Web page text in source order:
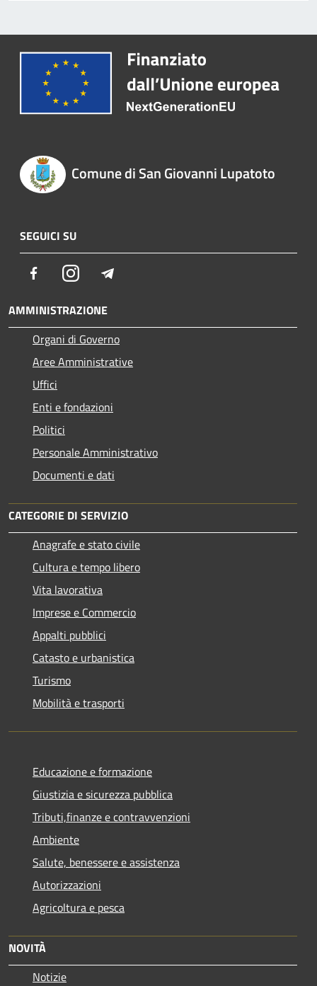
Comune di San Giovanni Lupatoto
SEGUICI SU
FacebookInstagram
AMMINISTRAZIONE
Organi di Governo
Aree Amministrative
Uffici
Enti e fondazioni
Politici
Personale Amministrativo
Documenti e dati
CATEGORIE DI SERVIZIO
Anagrafe e stato civile
Cultura e tempo libero
Vita lavorativa
Imprese e Commercio
Appalti pubblici
Catasto e urbanistica
Turismo
Mobilità e trasporti
Educazione e formazione
Giustizia e sicurezza pubblica
Tributi,finanze e contravvenzioni
Ambiente
Salute, benessere e assistenza
Autorizzazioni
Agricoltura e pesca
NOVITÀ
Notizie